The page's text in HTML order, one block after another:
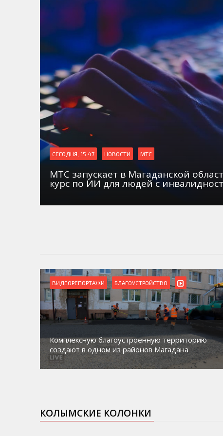
СЕГОДНЯ, 15:47 НОВОСТИ МТС
МТС запускает в Магаданской
курс по ИИ для людей с
ВИДЕОРЕПОРТАЖИ БЛАГОУСТРОЙСТВО
Комплексную благоустроенную территорию
создают в одном из районов Магадана
КОЛЫМСКИЕ КОЛОНКИ